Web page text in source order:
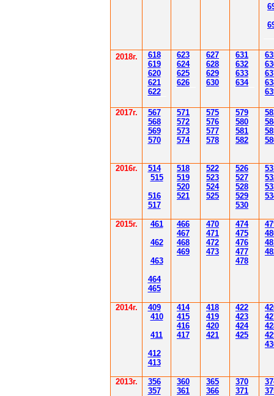
2018г. 618
619
620
621
622
623
624
625
626
627
628
629
630
631
632
633
634
63
2017г.
567
568
569
570
571
572
573
574
575
576
577
578
579
580
581
582
2016г.
514
515
516
517
518
519
520
521
522
523
524
525
526
527
528
529
530
2015г. 461
462
463
464
465
466
467
468
469
470
471
472
473
474
475
476
477
478
2014г. 409
410
411
412
413
414
415
416
417
418
419
420
421
422
423
424
425
2013г.
356
357
360
361
365
366
370
371
37
37